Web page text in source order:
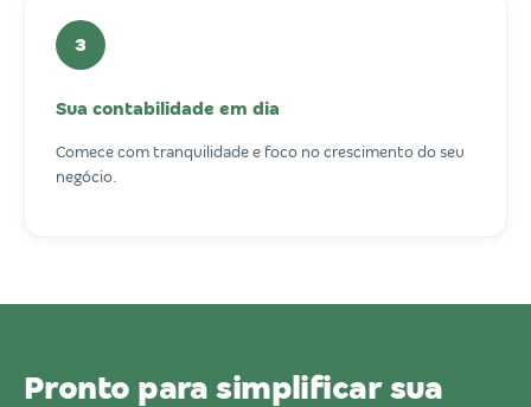
3
Sua contabilidade em dia
Comece com tranquilidade e foco no crescimento do seu
negócio.
Pronto para simplificar sua